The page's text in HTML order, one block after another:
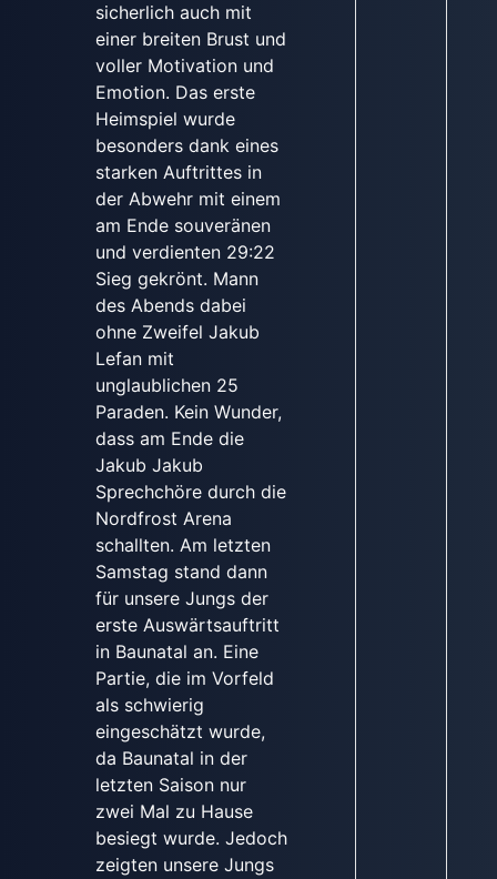
sicherlich auch mit
einer breiten Brust und
voller Motivation und
Emotion. Das erste
Heimspiel wurde
besonders dank eines
starken Auftrittes in
der Abwehr mit einem
am Ende souveränen
und verdienten 29:22
Sieg gekrönt. Mann
des Abends dabei
ohne Zweifel Jakub
Lefan mit
unglaublichen 25
Paraden. Kein Wunder,
dass am Ende die
Jakub Jakub
Sprechchöre durch die
Nordfrost Arena
schallten. Am letzten
Samstag stand dann
für unsere Jungs der
erste Auswärtsauftritt
in Baunatal an. Eine
Partie, die im Vorfeld
als schwierig
eingeschätzt wurde,
da Baunatal in der
letzten Saison nur
zwei Mal zu Hause
besiegt wurde. Jedoch
zeigten unsere Jungs